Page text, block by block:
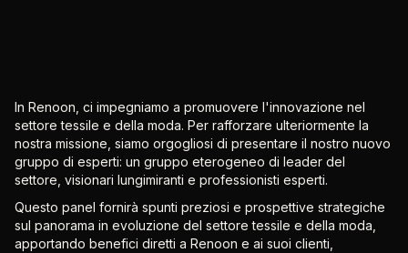
In Renoon, ci impegniamo a promuovere l'innovazione nel
settore tessile e della moda. Per rafforzare ulteriormente la
nostra missione, siamo orgogliosi di presentare il nostro nuovo
gruppo di esperti: un gruppo eterogeneo di leader del
settore, visionari lungimiranti e professionisti esperti.
Questo panel fornirà spunti preziosi e prospettive strategiche
sul panorama in evoluzione del settore tessile e della moda,
apportando benefici diretti a Renoon e ai suoi clienti,